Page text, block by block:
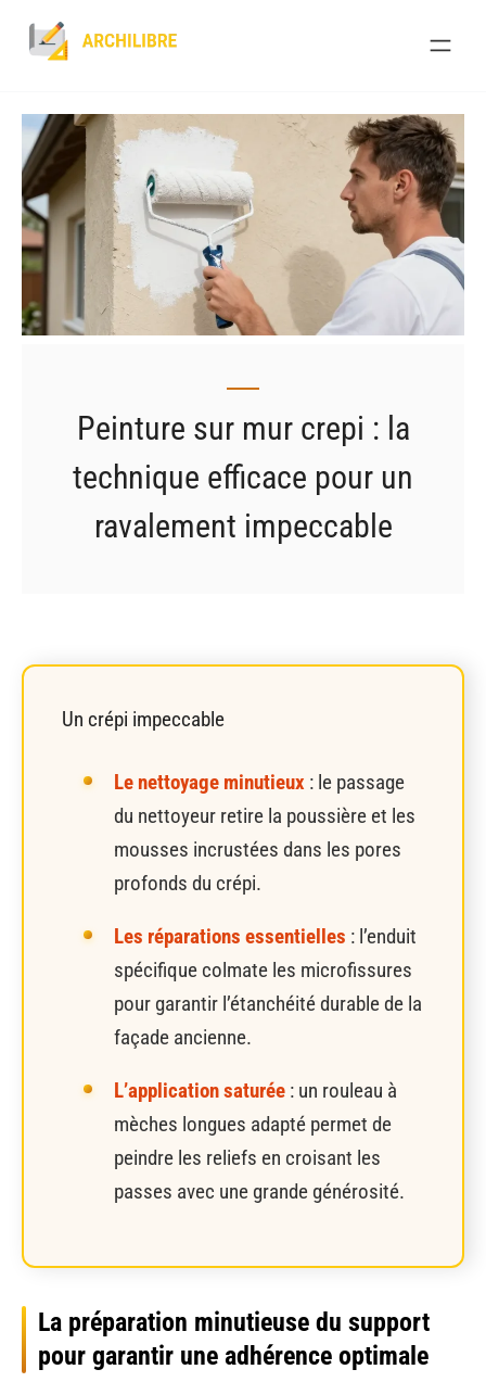
Peinture sur mur crepi : la
technique efficace pour un
ravalement impeccable
Un crépi impeccable
Le nettoyage minutieux : le passage
du nettoyeur retire la poussière et les
mousses incrustées dans les pores
profonds du crépi.
Les réparations essentielles : l’enduit
spécifique colmate les microfissures
pour garantir l’étanchéité durable de la
façade ancienne.
L’application saturée : un rouleau à
mèches longues adapté permet de
peindre les reliefs en croisant les
passes avec une grande générosité.
La préparation minutieuse du support
pour garantir une adhérence optimale